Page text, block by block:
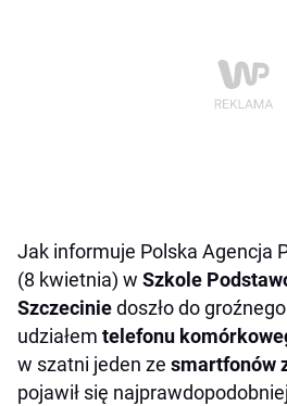
Jak informuje Polska Agencja
(8 kwietnia) w Szkole
Szczeciniedoszło do
udziałem telefonu
w szatni jeden ze smartfonów
pojawił się